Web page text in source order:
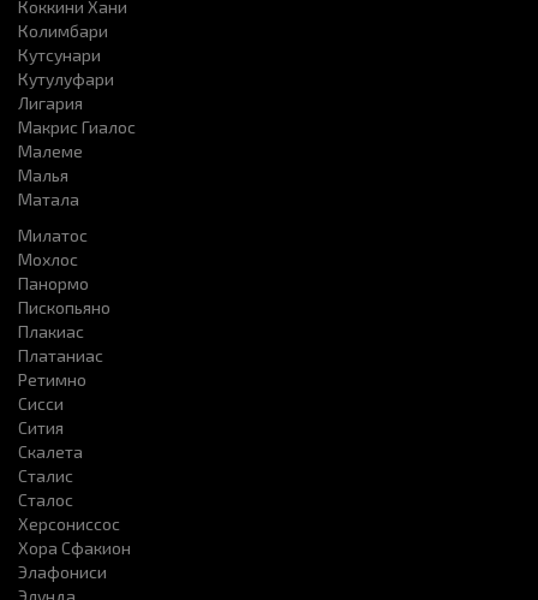
Коккини Хани
Колимбари
Кутсунари
Кутулуфари
Лигария
Макрис Гиалос
Малеме
Малья
Матала
Милатос
Мохлос
Панормо
Пископьяно
Плакиас
Платаниас
Ретимно
Сисси
Сития
Скалета
Сталис
Сталос
Херсониссоc
Хора Сфакион
Элафониси
Элунда